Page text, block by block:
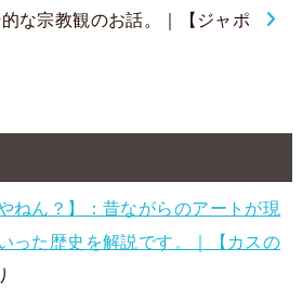
な宗教観のお話。｜【ジャポ
ねん？】：昔ながらのアートが現
った歴史を解説です。｜【カスの